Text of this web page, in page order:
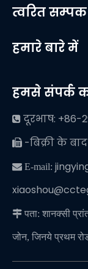
त्वरित सम्पक
हमारे बारे में
हमसे संपर्क
 दूरभाष: +86-
 -बिक्री के
 E-mail:
 पता: शानक्सी
जोन, जिनये प्रथम